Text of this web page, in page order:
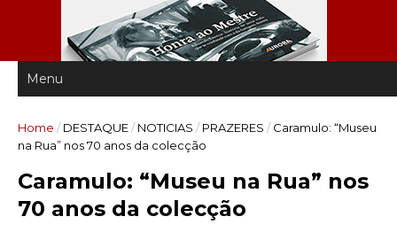
Home / DESTAQUE/ NOTICIAS / PRAZERES / Caramulo: “Museu
na Rua” nos 70 anos da colecção
Caramulo: “Museu na Rua” nos
70 anos da colecção